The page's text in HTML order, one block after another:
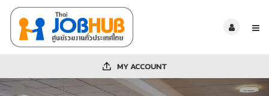
MY ACCOUNT